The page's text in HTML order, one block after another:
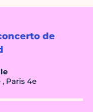
de
Paris 4e